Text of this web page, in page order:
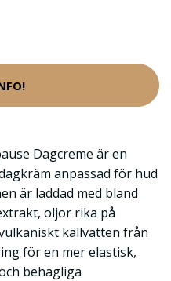
Dagcreme är en
anpassad för hud
är laddad med bland
oljor rika på
källvatten från
för en mer elastisk,
behagliga